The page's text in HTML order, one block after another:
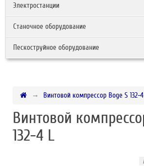
Электростанции
Станочное оборудование
Пескоструйное оборудование
Винтовой компрессор Boge S 132-
Винтовой
132-4 L